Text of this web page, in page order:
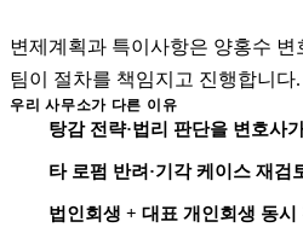
변제계획과 특이사항은 양홍수
팀이 절차를 책임지고 진행합니다.
우리 사무소가 다른 이유
탕감 전략·법리 판단을 변호사
타 로펌 반려·기각 케이스 재검
법인회생 + 대표 개인회생 동시